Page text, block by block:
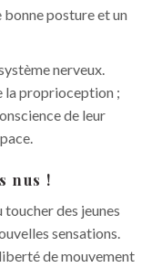
bonne posture et un
nerveux.
la proprioception ;
de leur
nus !
des jeunes
sensations.
de mouvement